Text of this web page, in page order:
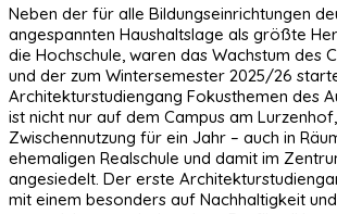
Neben der für alle Bildungseinrichtungen
angespannten Haushaltslage als größte
die Hochschule, waren das Wachstum des
und der zum Wintersemester 2025/26
Architekturstudiengang Fokusthemen des
ist nicht nur auf dem Campus am
Zwischennutzung für ein Jahr – auch in
ehemaligen Realschule und damit im
angesiedelt. Der erste
mit einem besonders auf Nachhaltigkeit